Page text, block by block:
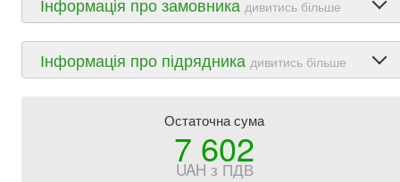
Інформація про замовника дивитись більше
Інформація про підрядника дивитись більше
Остаточна сума
7 602
UAH з ПДВ